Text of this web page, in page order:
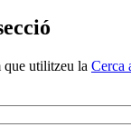
que utilitzeu la Cerca